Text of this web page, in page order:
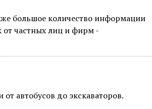
большое количество информации
от частных лиц и фирм -
автобусов до экскаваторов.